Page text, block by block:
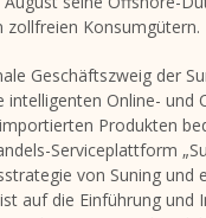
Konsumgütern.
Geschäftszweig der
Online- und
Produkten
Serviceplattform
von Suning
auf die Einführung